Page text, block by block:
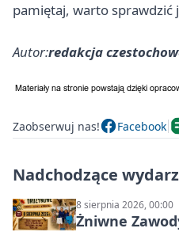
pamiętaj, warto sprawdzić
Autor:redakcja
Zaobserwuj nas! Facebook
Nadchodzące
8 sierpnia 2026, 00:00
Żniwne